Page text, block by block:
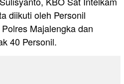
diikuti oleh Personil
Majalengka dan
40 Personil.